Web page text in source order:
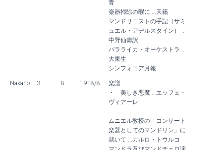
青
楽器掃除の暇に ...天籟
マンドリニストの手記（サミ
ュエル・アデルスタイン） ...
中野仙壽訳
バラライカ・オーケストラ ...
大東生
シンフォニア月報
Nakano 3 8 1918/8
楽譜
・ 美しき悪魔 ...エッフェ・
ヴィアーレ
ムニエル教授の「コンサート
楽器としてのマンドリン」に
就いて ...カルロ・トウルコ